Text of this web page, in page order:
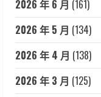
2026 年 6 月 (161)
2026 年 5 月 (134)
2026 年 4 月 (138)
2026 年 3 月 (125)